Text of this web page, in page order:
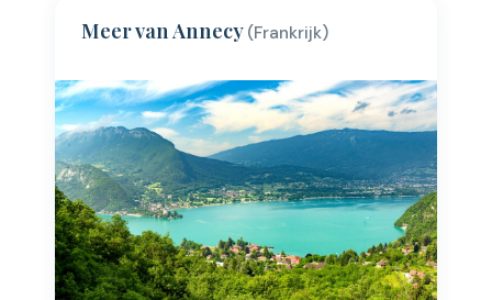
Meer van Annecy(Frankrijk)